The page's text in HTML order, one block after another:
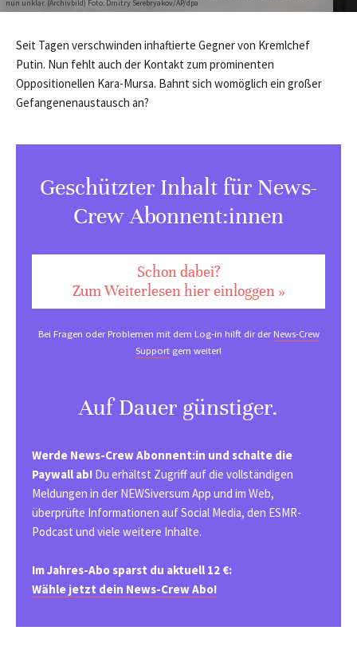
nun unklar. (Archivbild) Foto: Dmitry Serebryakov/AP/dpa
Seit Tagen verschwinden inhaftierte Gegner von Kremlchef
Putin. Nun fehlt auch der Kontakt zum prominenten
Oppositionellen Kara-Mursa. Bahnt sich womöglich ein großer
Gefangenenaustausch an?
Geschützter Inhalt für News-
Crew Abonnent:innen
Schon dabei?
Zum Weiterlesen hier einloggen »
Bei Fragen oder Problemen mit dem Log-in hilft dir derNews-Crew
Support gern weiter!
Auf Dauer günstiger.
Werde News-Crew Abonnent:in und schalte die
Paywall ab! Du erhältst Zugriff auf die vollständigen
Meldungen in der NEWSiversum App und im Web,
überprüfte Informationen auf Social Media, den ESMR-
Podcast und viele weitere Inhalte.
Im Jahres-Abo sparst du aktuell 12 €:
Wähle jetzt dein News-Crew Abo!